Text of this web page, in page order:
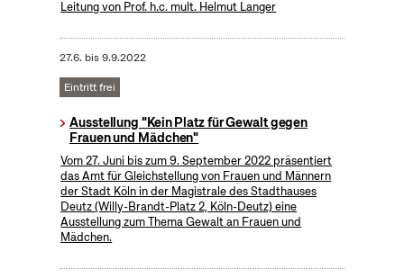
Leitung von Prof. h.c. mult. Helmut Langer
27.6. bis9.9.2022
Eintritt frei
Ausstellung "Kein Platz für Gewalt gegen
Frauen und Mädchen"
Vom 27. Juni bis zum 9. September 2022 präsentiert
das Amt für Gleichstellung von Frauen und Männern
der Stadt Köln in der Magistrale des Stadthauses
Deutz (Willy-Brandt-Platz 2, Köln-Deutz) eine
Ausstellung zum Thema Gewalt an Frauen und
Mädchen.